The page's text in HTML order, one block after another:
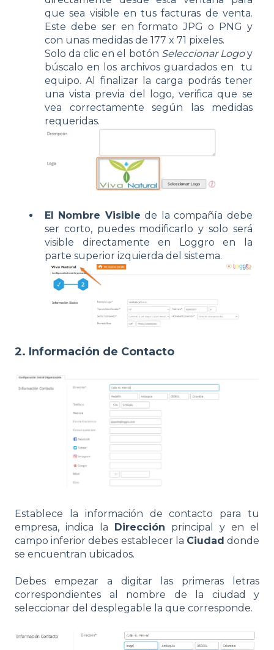
que sea visible en tus facturas de venta.
Este debe ser en formato JPG o PNG y
con unas medidas de 177 x 71 pixeles.
Solo da clic en el botón Seleccionar Logoy
búscalo en los archivos guardados en tu
equipo. Al finalizar la carga podrás tener
una vista previa del logo, verifica que se
vea correctamente según las medidas
requeridas.
El Nombre Visible de la compañía debe
ser corto, puedes modificarlo y solo será
visible directamente en Loggro en la
parte superior izquierda del sistema.
2. Información de Contacto
Establece la información de contacto para tu
empresa, indica la Dirección principal y en el
campo inferior debes establecer la Ciudad donde
se encuentran ubicados.
Debes empezar a digitar las primeras letras
correspondientes al nombre de la ciudad y
seleccionar del desplegable la que corresponde.